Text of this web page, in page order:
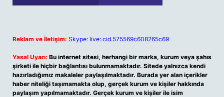
Reklam ve İletişim: Skype: live:.cid.575569c608265c69
Yasal Uyarı: Bu internet sitesi, herhangi bir marka, kurum veya şahıs
şirketi ile hiçbir bağlantısı bulunmamaktadır. Sitede yalnızca kendi
hazırladığımız makaleler paylaşılmaktadır. Burada yer alan içerikler
haber niteliği taşımamakta olup, gerçek kurum ve kişiler hakkında
paylaşım yapılmamaktadır. Gerçek kurum ve kişiler ile isim